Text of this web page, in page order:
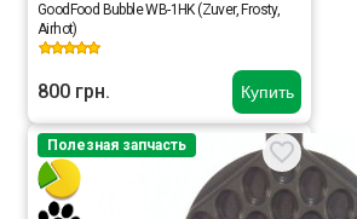
Купить
GoodFood Bubble WB-1HK (Zuver, Frosty,
Airhot)
800 грн.
Полезная запчасть